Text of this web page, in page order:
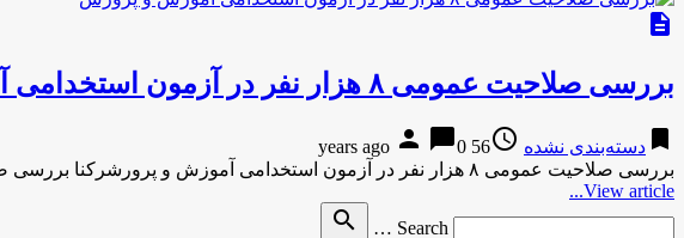
description
بررسی صلاحیت عمومی ۸ هزار نفر در آزمون استخدامی آموزش و پرورش
bookmark دسته‌بندی نشده access_time
56 years ago
person chat_bubble0
بررسی صلاحیت عمومی ۸ هزار نفر در آزمون استخدامی آموزش و پرورشرکنا بررسی صلاحیت عمومی ۸ هزار نفر در آزمون …
View article...
Search …
search